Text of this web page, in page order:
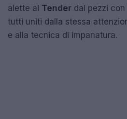
alette ai Tender dai pezzi con
tutti uniti dalla stessa
e alla tecnica di impanatura.